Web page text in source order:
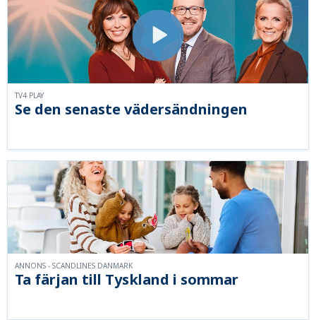
Se den senaste vädersändningen
TV4 PLAY
Ta färjan till Tyskland i sommar
ANNONS - SCANDLINES DANMARK